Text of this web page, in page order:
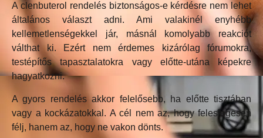
A clenbuterol rendelés biztonságos-e kérdésre nem lehet
általános választ adni. Ami valakinél enyhébb
kellemetlenségekkel jár, másnál komolyabb reakciót
válthat ki. Ezért nem érdemes kizárólag fórumokra,
testépítős tapasztalatokra vagy előtte-utána képekre
hagyatkozni.
A gyors rendelés akkor felelősebb, ha előtte tisztában
vagy a kockázatokkal. A cél nem az, hogy feleslegesen
félj, hanem az, hogy ne vakon dönts.